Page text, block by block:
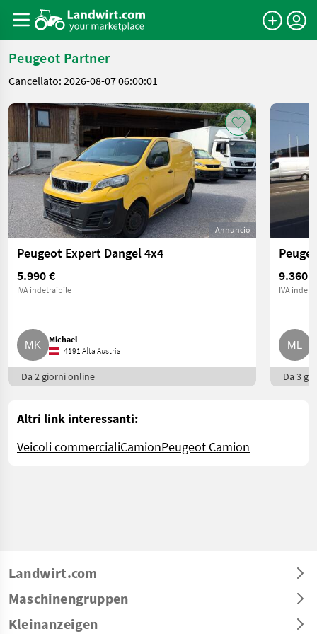
Peugeot Partner
Cancellato: 2026-08-07 06:00:01
Annuncio
Peugeot Expert Dangel 4x4
5.990 €
IVA indetraibile
Michael
4191 Alta Austria
Da 2 giorni online
9.360 €
IVA
Da 3
Altri link interessanti:
Veicoli commercialiCamionPeugeot Camion
Landwirt.com
Maschinengruppen
Kleinanzeigen